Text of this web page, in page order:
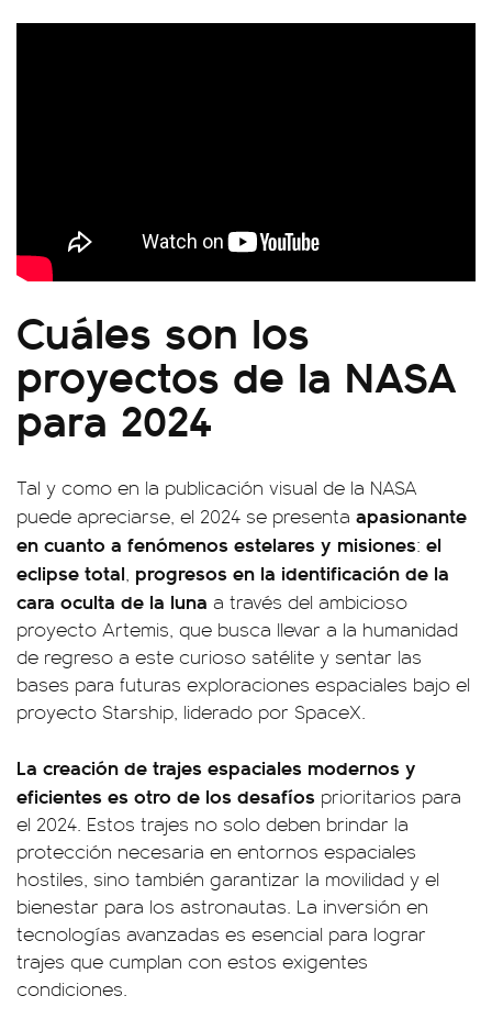
Cuáles son los
proyectos de la NASA
para 2024
Tal y como en la publicación visual de la NASA
puede apreciarse, el 2024 se presenta apasionante
en cuanto a fenómenos estelares y misiones: el
eclipse total, progresos en la identificación de la
cara oculta de la luna a través del ambicioso
proyecto Artemis, que busca llevar a la humanidad
de regreso a este curioso satélite y sentar las
bases para futuras exploraciones espaciales bajo el
proyecto Starship, liderado por SpaceX.
La creación de trajes espaciales modernos y
eficientes es otro de los desafíos prioritarios para
el 2024. Estos trajes no solo deben brindar la
protección necesaria en entornos espaciales
hostiles, sino también garantizar la movilidad y el
bienestar para los astronautas. La inversión en
tecnologías avanzadas es esencial para lograr
trajes que cumplan con estos exigentes
condiciones.